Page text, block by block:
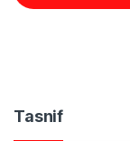
Tasnif